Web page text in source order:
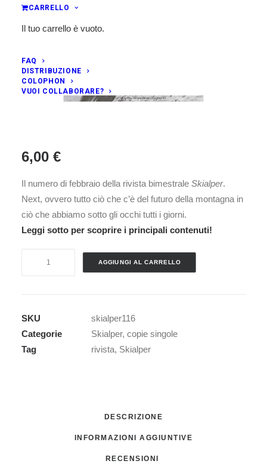
CARRELLO
Il tuo carrello è vuoto.
FAQ
DISTRIBUZIONE
COLOPHON
VUOI COLLABORARE?
6,00 €
Il numero di febbraio della rivista bimestrale Skialper.
Next, ovvero tutto ciò che c’è del futuro della montagna in
ciò che abbiamo sotto gli occhi tutti i giorni.
Leggi sotto per scoprire i principali contenuti!
AGGIUNGI AL CARRELLO
SKU
skialper116
Categorie
Skialper, copie singole
Tag
rivista, Skialper
DESCRIZIONE
INFORMAZIONI AGGIUNTIVE
RECENSIONI